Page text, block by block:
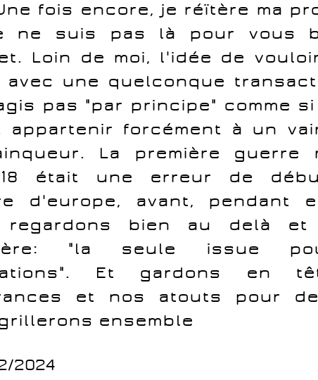
fois encore, je réïtère ma
ne suis pas là pour vous
Loin de moi, l'idée de
avec une quelconque
pas "par principe" comme
appartenir forcément à un
La première guerre
1918 était une erreur de
d'europe, avant, pendant
regardons bien au delà et
"la seule issue
Et gardons en
et nos atouts pour
ensemble
2024